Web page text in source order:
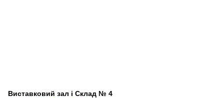
Виставковий зал і Склад № 4